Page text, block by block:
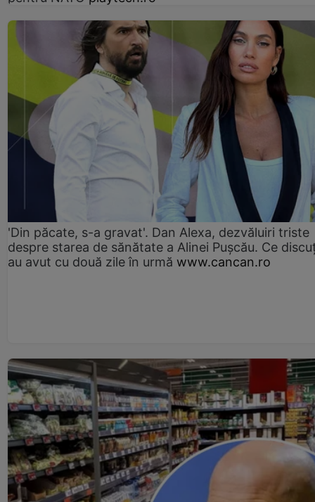
'Din păcate, s-a gravat'. Dan Alexa, dezvăluiri triste
despre starea de sănătate a Alinei Pușcău. Ce
au avut cu două zile în urmă www.cancan.ro